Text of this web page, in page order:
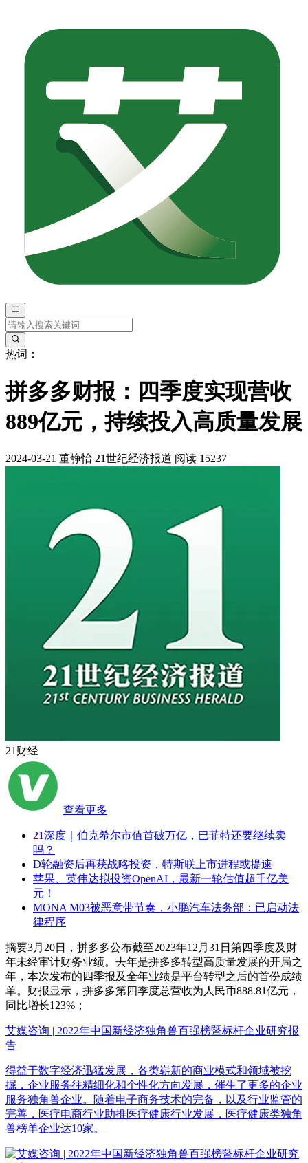
热词：
拼多多财报：四季度实现营收
889亿元，持续投入高质量发展
2024-03-21 董静怡 21世纪经济报道 阅读 15237
21财经
查看更多
21深度｜伯克希尔市值首破万亿，巴菲特还要继续卖
吗？
D轮融资后再获战略投资，特斯联上市进程或提速
苹果、英伟达拟投资OpenAI，最新一轮估值超千亿美
元！
MONA M03被恶意带节奏，小鹏汽车法务部：已启动法
律程序
摘要3月20日，拼多多公布截至2023年12月31日第四季度及财
年未经审计财务业绩。去年是拼多多转型高质量发展的开局之
年，本次发布的四季报及全年业绩是平台转型之后的首份成绩
单。财报显示，拼多多第四季度总营收为人民币888.81亿元，
同比增长123%；
艾媒咨询 | 2022年中国新经济独角兽百强榜暨标杆企业研究报
告
得益于数字经济迅猛发展，各类崭新的商业模式和领域被挖
掘，企业服务往精细化和个性化方向发展，催生了更多的企业
服务独角兽企业。随着电子商务技术的完备，以及行业监管的
完善，医疗电商行业助推医疗健康行业发展，医疗健康类独角
兽榜单企业达10家。